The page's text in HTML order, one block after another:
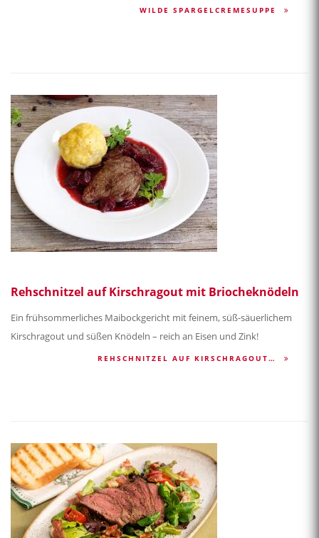
WILDE SPARGELCREMESUPPE
Rehschnitzel auf Kirschragout mit Briocheknödeln
Ein frühsommerliches Maibockgericht mit feinem, süß-säuerlichem
Kirschragout und süßen Knödeln – reich an Eisen und Zink!
REHSCHNITZEL AUF KIRSCHRAGOUT…